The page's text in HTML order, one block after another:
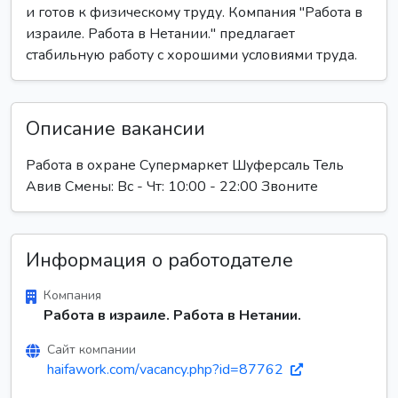
и готов к физическому труду. Компания "Работа в
израиле. Работа в Нетании." предлагает
стабильную работу с хорошими условиями труда.
Описание вакансии
Работа в охране Супермаркет Шуферсаль Тель
Авив Смены: Вс - Чт: 10:00 - 22:00 Звоните
Информация о работодателе
Компания
Работа в израиле. Работа в Нетании.
Сайт компании
haifawork.com/vacancy.php?id=87762